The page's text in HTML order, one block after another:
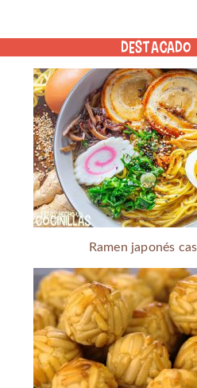
DESTACADO
Ramen japonés